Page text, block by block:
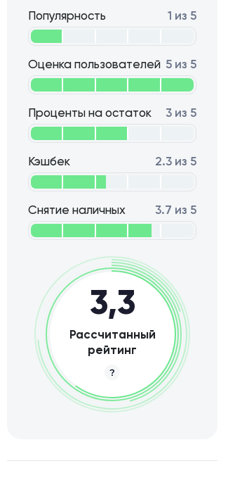
Проценты на остаток 3 из 5
Кэшбек 2.3 из 5
Снятие наличных 3.7 из 5
Популярность 1 из 5
Оценка пользователей 5 из 5
3,3
Рассчитанный
рейтинг